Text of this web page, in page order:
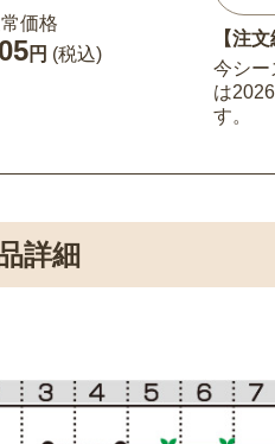
価格
円 (税込)
【注文
今シー
は
す。
詳細